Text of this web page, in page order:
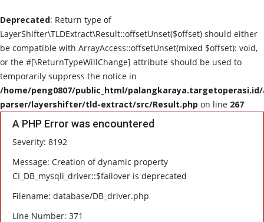
Deprecated: Return type of
LayerShifter\TLDExtract\Result::offsetUnset($offset) should either
be compatible with ArrayAccess::offsetUnset(mixed $offset): void,
or the #[\ReturnTypeWillChange] attribute should be used to
temporarily suppress the notice in
/home/peng0807/public_html/
parser/layershifter/tld-extract/src/Result.php on line 267
A PHP Error was encountered
Severity: 8192
Message: Creation of dynamic property
CI_DB_mysqli_driver::$failover is deprecated
Filename: database/DB_driver.php
Line Number: 371